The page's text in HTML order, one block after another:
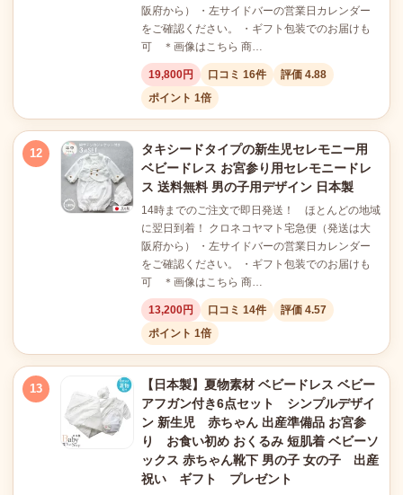
阪府から） ・左サイドバーの営業日カレンダー
をご確認ください。 ・ギフト包装でのお届けも
可 ＊画像はこちら 商…
19,800円 口コミ 16件
評価 4.88
ポイント 1倍
12
タキシードタイプの新生児セレモニー用
ベビードレス お宮参り用セレモニードレ
ス 送料無料 男の子用デザイン 日本製
14時までのご注文で即日発送！ ほとんどの地域
に翌日到着！ クロネコヤマト宅急便（発送は大
阪府から） ・左サイドバーの営業日カレンダー
をご確認ください。 ・ギフト包装でのお届けも
可 ＊画像はこちら 商…
13,200円 口コミ 14件
評価 4.57
ポイント 1倍
13
【日本製】夏物素材 ベビードレス ベビー
アフガン付き6点セット シンプルデザイ
ン 新生児 赤ちゃん 出産準備品 お宮参
り お食い初め おくるみ 短肌着 ベビーソ
ックス 赤ちゃん靴下 男の子 女の子 出産
祝い ギフト プレゼント